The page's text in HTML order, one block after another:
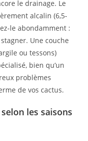
le drainage. Le
alcalin (6,5-
le abondamment :
Une couche
ou tessons)
bien qu’un
problèmes
de vos cactus.
les saisons